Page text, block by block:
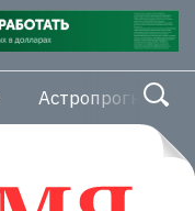
Астропрогноз